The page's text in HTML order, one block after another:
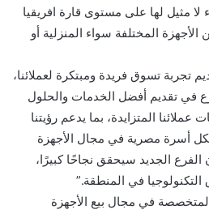
مثيل لها على مستوى قارة افريقيا
الأجهزة المختلفة سواء المنزلية أو
تجربة تسوق فريدة ومبتكرة لعملائنا،
في تقديم أفضل الخدمات والحلول
عملائنا المتزايدة، بما يدعم رؤيتنا
أسرة مصرية في مجال الأجهزة
الفرع الجديد سيحقق نجاحًا كبيرًا،
في المنطقة.”
في مجال بيع الأجهزة